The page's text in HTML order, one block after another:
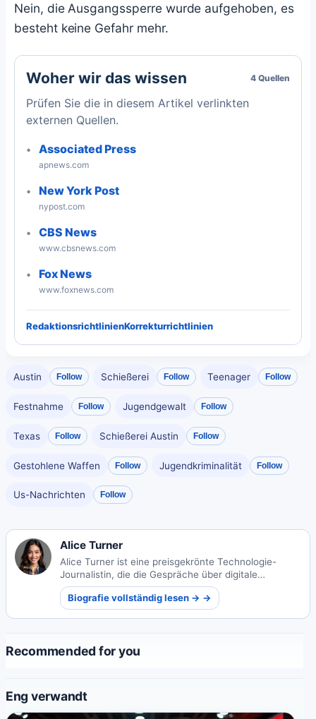
Nein, die Ausgangssperre wurde aufgehoben, es
besteht keine Gefahr mehr.
Woher wir das wissen 4 Quellen
Prüfen Sie die in diesem Artikel verlinkten
externen Quellen.
Associated Press
apnews.com
New York Post
nypost.com
CBS News
www.cbsnews.com
Fox News
www.foxnews.com
RedaktionsrichtlinienKorrekturrichtlinien
Austin Follow Schießerei Follow Teenager Follow
Festnahme Follow Jugendgewalt Follow
Texas Follow Schießerei Austin Follow
Gestohlene Waffen Follow Jugendkriminalität Follow
Us-Nachrichten Follow
Alice Turner
Alice Turner ist eine preisgekrönte Technologie-
Journalistin, die die Gespräche über digitale
Barrierefreiheit neu gestaltet. Ihre Arbeit verbindet
technisches Know-how mit persönlichen
Erzählungen, um unterrepräsentierte Stimmen in der
Biografie vollständig lesen → →
Recommended for you
Eng verwandt